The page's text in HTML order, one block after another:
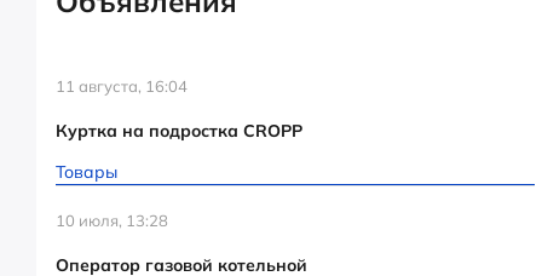
11 августа, 16:04
Куртка на подростка CROPP
Товары
10 июля, 13:28
Оператор газовой котельной